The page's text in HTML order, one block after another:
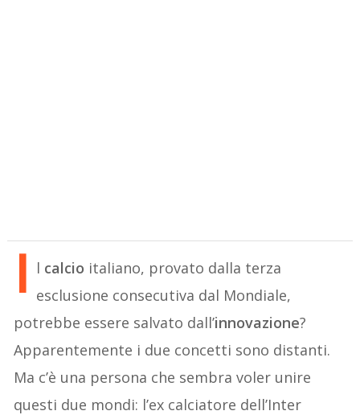
I l calcio italiano, provato dalla terza
esclusione consecutiva dal Mondiale,
potrebbe essere salvato dall’innovazione?
Apparentemente i due concetti sono distanti.
Ma c’è una persona che sembra voler unire
questi due mondi: l’ex calciatore dell’Inter